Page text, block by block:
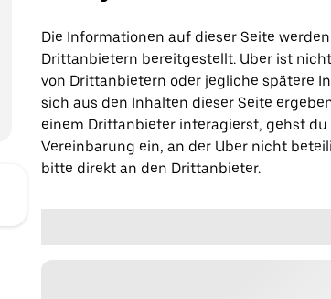
Die Informationen auf dieser Seite
Drittanbietern bereitgestellt. Uber ist
von Drittanbietern oder jegliche spätere
sich aus den Inhalten dieser Seite
einem Drittanbieter interagierst, gehst
Vereinbarung ein, an der Uber nicht
bitte direkt an den Drittanbieter.